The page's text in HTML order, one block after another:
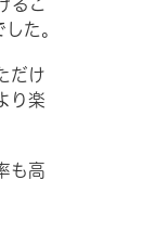
るこ
た。
だけ
り楽
も高